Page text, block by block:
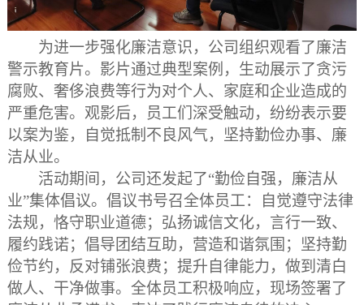
为进一步强化廉洁意识，公司组织观看了廉洁
警示教育片。影片通过典型案例，生动展示了贪污
腐败、奢侈浪费等行为对个人、家庭和企业造成的
严重危害。观影后，员工们深受触动，纷纷表示要
以案为鉴，自觉抵制不良风气，坚持勤俭办事、廉
洁从业。
活动期间，公司还发起了“勤俭自强， 廉洁从
业”集体倡议。倡议书号召全体员工：自觉遵守法律
法规，恪守职业道德；弘扬诚信文化，言行一致、
履约践诺；倡导团结互助，营造和谐氛围；坚持勤
俭节约，反对铺张浪费；提升自律能力，做到清白
做人、干净做事。全体员工积极响应，现场签署了